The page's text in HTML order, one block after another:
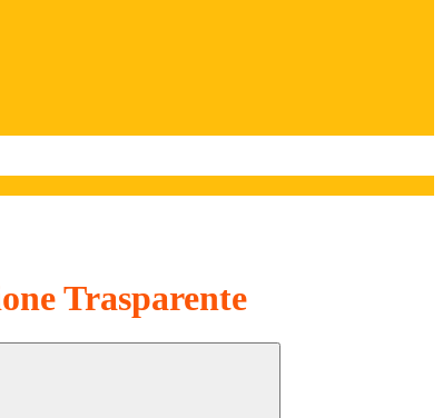
Trasparente